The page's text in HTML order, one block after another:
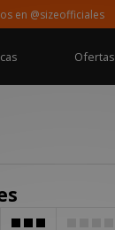
en @sizeofficiales
Ofertas